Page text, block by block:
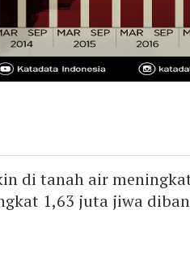
di tanah air
1,63 juta jiwa